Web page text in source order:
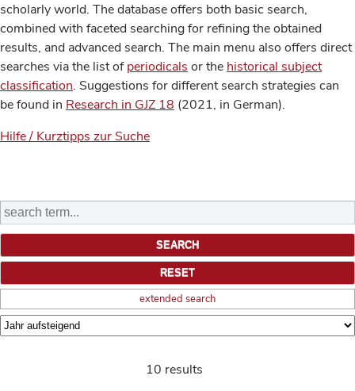
scholarly world. The database offers both basic search,
combined with faceted searching for refining the obtained
results, and advanced search. The main menu also offers direct
searches via the list ofperiodicals or the historical subject
classification. Suggestions for different search strategies can
be found in Research in GJZ 18 (2021, in German).
Hilfe / Kurztipps zur Suche
extended search
10 results